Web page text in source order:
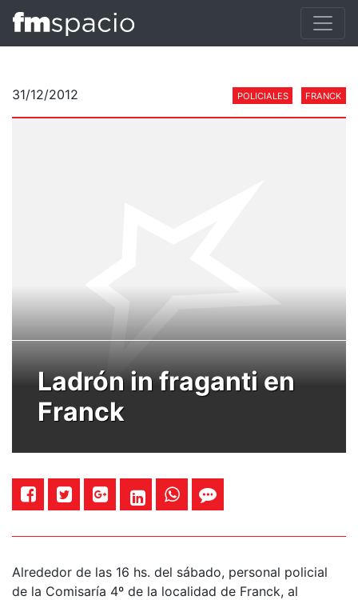
31/12/2012 POLICIALES FRANCK
Ladrón in fraganti en
Franck
Alrededor de las 16 hs. del sábado, personal policial
de la Comisaría 4º de la localidad de Franck, al